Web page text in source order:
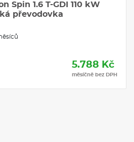
Spin 1.6 T-GDI 110 kW
převodovka
5.788 Kč
měsíčně bez DPH